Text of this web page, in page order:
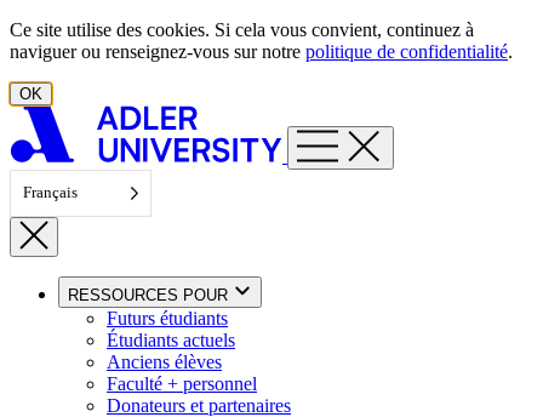
Aller au contenu
Ce site utilise des cookies. Si cela vous convient, continuez à
naviguer ou renseignez-vous sur notre politique de confidentialité.
OK
Français
RESSOURCES POUR
Futurs étudiants
Étudiants actuels
Anciens élèves
Faculté + personnel
Donateurs et partenaires